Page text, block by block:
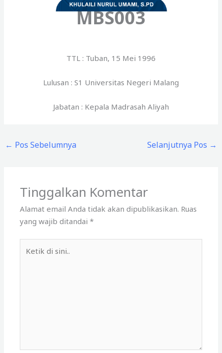
MBS003
TTL : Tuban, 15 Mei 1996
Lulusan : S1 Universitas Negeri Malang
Jabatan : Kepala Madrasah Aliyah
← Pos Sebelumnya Selanjutnya Pos →
Tinggalkan Komentar
Alamat email Anda tidak akan dipublikasikan. Ruas
yang wajib ditandai*